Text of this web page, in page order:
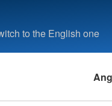
to the English one